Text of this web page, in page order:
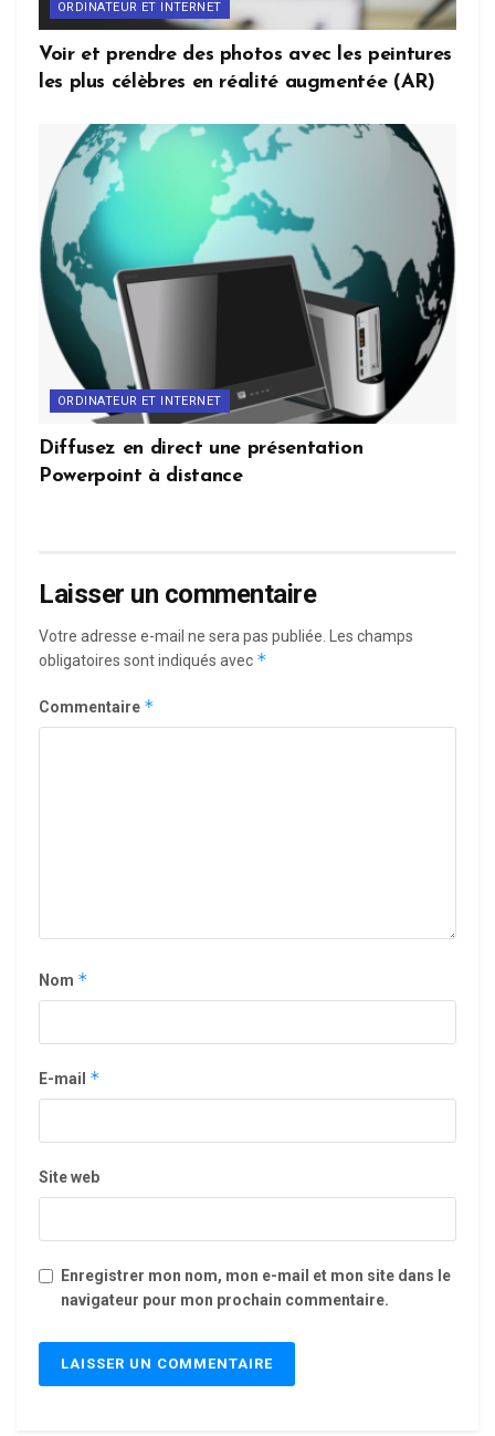
ORDINATEUR ET INTERNET
Voir et prendre des photos avec les peintures
les plus célèbres en réalité augmentée (AR)
ORDINATEUR ET INTERNET
Diffusez en direct une présentation
Powerpoint à distance
Laisser un commentaire
Votre adresse e-mail ne sera pas publiée.
Les champs
obligatoires sont indiqués avec *
Commentaire *
Nom *
E-mail *
Site web
Enregistrer mon nom, mon e-mail et mon site dans le
navigateur pour mon prochain commentaire.